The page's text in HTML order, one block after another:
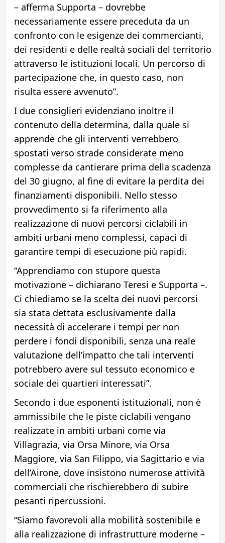
– afferma Supporta – dovrebbe
necessariamente essere preceduta da un
confronto con le esigenze dei commercianti,
dei residenti e delle realtà sociali del territorio
attraverso le istituzioni locali. Un percorso di
partecipazione che, in questo caso, non
risulta essere avvenuto”.
I due consiglieri evidenziano inoltre il
contenuto della determina, dalla quale si
apprende che gli interventi verrebbero
spostati verso strade considerate meno
complesse da cantierare prima della scadenza
del 30 giugno, al fine di evitare la perdita dei
finanziamenti disponibili. Nello stesso
provvedimento si fa riferimento alla
realizzazione di nuovi percorsi ciclabili in
ambiti urbani meno complessi, capaci di
garantire tempi di esecuzione più rapidi.
“Apprendiamo con stupore questa
motivazione – dichiarano Teresi e Supporta –.
Ci chiediamo se la scelta dei nuovi percorsi
sia stata dettata esclusivamente dalla
necessità di accelerare i tempi per non
perdere i fondi disponibili, senza una reale
valutazione dell’impatto che tali interventi
potrebbero avere sul tessuto economico e
sociale dei quartieri interessati”.
Secondo i due esponenti istituzionali, non è
ammissibile che le piste ciclabili vengano
realizzate in ambiti urbani come via
Villagrazia, via Orsa Minore, via Orsa
Maggiore, via San Filippo, via Sagittario e via
dell’Airone, dove insistono numerose attività
commerciali che rischierebbero di subire
pesanti ripercussioni.
“Siamo favorevoli alla mobilità sostenibile e
alla realizzazione di infrastrutture moderne –